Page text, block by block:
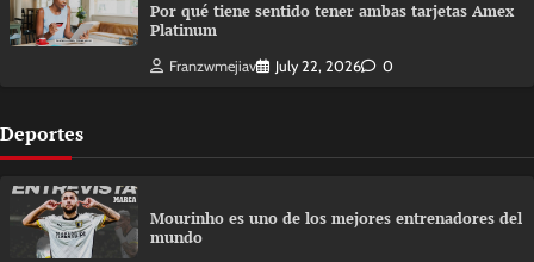
Por qué tiene sentido tener ambas tarjetas Amex
Platinum
Franzwmejiav July 22, 2026 0
Deportes
Mourinho es uno de los mejores entrenadores del
mundo